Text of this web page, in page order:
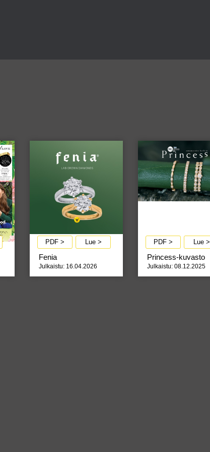
Fenia
Julkaistu: 16.04.2026
PDF > Lue >
Princess-kuvasto
Julkaistu: 08.12.2025
PDF > Lue >